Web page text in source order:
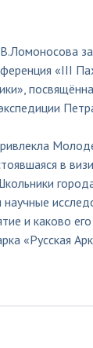
«III
в
и каково
«Русская